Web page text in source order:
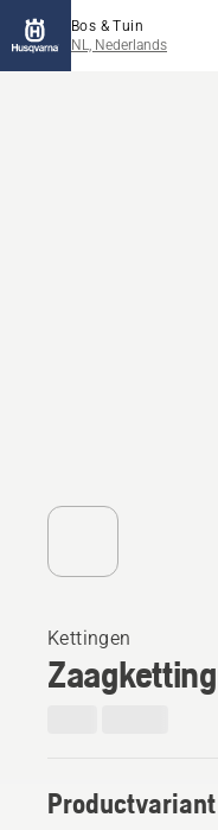
Bos & Tuin
NL, Nederlands
Kettingen
Productvariant